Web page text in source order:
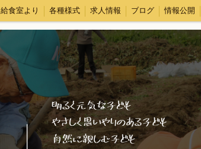
給食室より 各種様式 求人情報 ブログ 情報公開